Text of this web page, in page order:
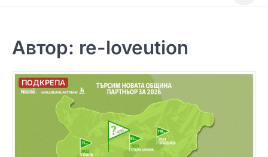
Автор: re-loveution
ПОДКРЕПА